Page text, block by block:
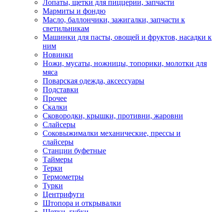
Лопаты, щетки для пиццерии, запчасти
Мармиты и фондю
Масло, баллончики, зажигалки, запчасти к
светильникам
Машинки для пасты, овощей и фруктов, насадки к
ним
Новинки
Ножи, мусаты, ножницы, топорики, молотки для
мяса
Поварская одежда, аксессуары
Подставки
Прочее
Скалки
Сковородки, крышки, противни, жаровни
Слайсеры
Соковыжималки механические, прессы и
слайсеры
Станции буфетные
Таймеры
Терки
Термометры
Турки
Центрифуги
Штопора и открывалки